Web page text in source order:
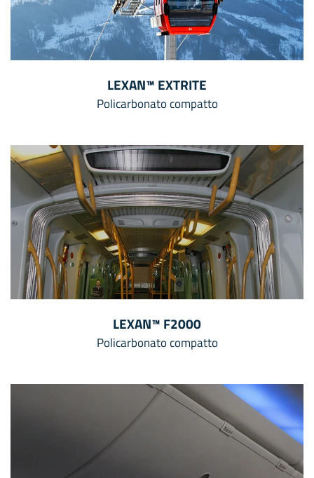
LEXAN™ EXTRITE
Policarbonato compatto
LEXAN™ F2000
Policarbonato compatto